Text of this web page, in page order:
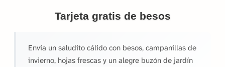
Tarjeta gratis de besos
Envía un saludito cálido con besos, campanillas de
invierno, hojas frescas y un alegre buzón de jardín